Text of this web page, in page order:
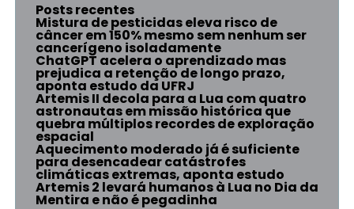
Posts recentes
Mistura de pesticidas eleva risco de
câncer em 150% mesmo sem nenhum ser
cancerígeno isoladamente
ChatGPT acelera o aprendizado mas
prejudica a retenção de longo prazo,
aponta estudo da UFRJ
Artemis II decola para a Lua com quatro
astronautas em missão histórica que
quebra múltiplos recordes de exploração
espacial
Aquecimento moderado já é suficiente
para desencadear catástrofes
climáticas extremas, aponta estudo
Artemis 2 levará humanos à Lua no Dia da
Mentira e não é pegadinha